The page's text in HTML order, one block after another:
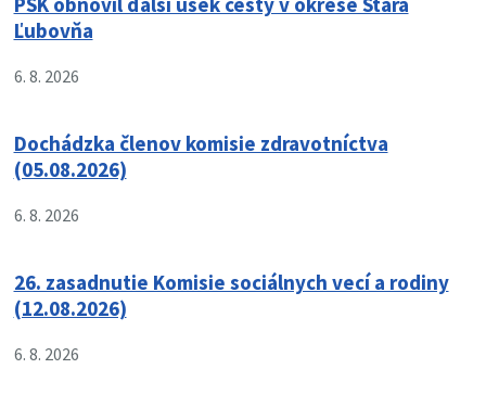
Ľubovňa
6. 8. 2026
Dochádzka členov komisie zdravotníctva
(05.08.2026)
6. 8. 2026
26. zasadnutie Komisie sociálnych vecí a rodiny
(12.08.2026)
6. 8. 2026